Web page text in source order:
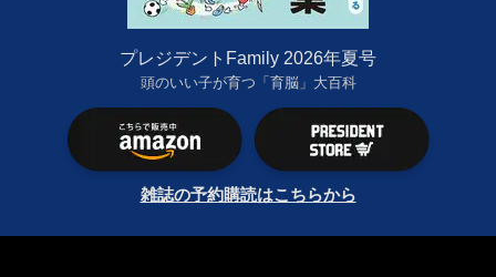
プレジデントFamily 2026年夏号
頭のいい子が育つ「育脳」大百科
雑誌の予約購読はこちらから